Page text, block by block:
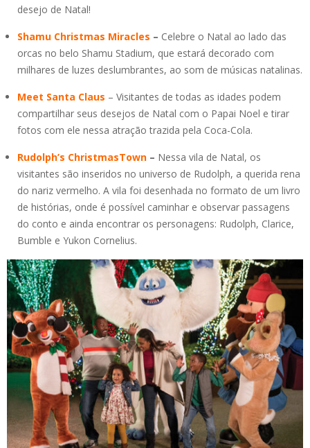
desejo de Natal!
Shamu Christmas Miracles – Celebre o Natal ao lado das
orcas no belo Shamu Stadium, que estará decorado com
milhares de luzes deslumbrantes, ao som de músicas natalinas.
Meet Santa Claus – Visitantes de todas as idades podem
compartilhar seus desejos de Natal com o Papai Noel e tirar
fotos com ele nessa atração trazida pela Coca-Cola.
Rudolph’s ChristmasTown – Nessa vila de Natal, os
visitantes são inseridos no universo de Rudolph, a querida rena
do nariz vermelho. A vila foi desenhada no formato de um livro
de histórias, onde é possível caminhar e observar passagens
do conto e ainda encontrar os personagens: Rudolph, Clarice,
Bumble e Yukon Cornelius.